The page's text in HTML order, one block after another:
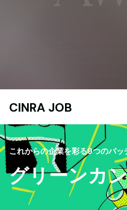
CINRA JOB
これからの企業を彩る9つのバッ
グリーンカ